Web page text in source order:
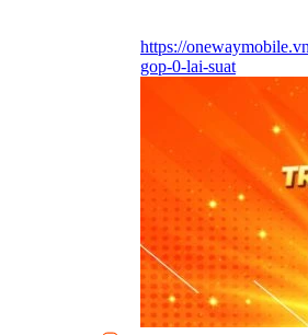
https://
gop-0-lai-suat